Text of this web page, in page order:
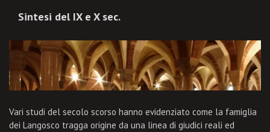
Sintesi del IX e X sec.
Vari studi del secolo scorso hanno evidenziato come la famiglia
dei Langosco tragga origine da una linea di giudici reali ed